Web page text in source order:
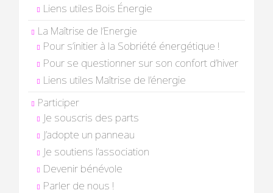
Liens utiles Bois Énergie
La Maîtrise de l’Energie
Pour s’initier à la Sobriété énergétique !
Pour se questionner sur son confort d’hiver
Liens utiles Maîtrise de l’énergie
Participer
Je souscris des parts
J’adopte un panneau
Je soutiens l’association
Devenir bénévole
Parler de nous !